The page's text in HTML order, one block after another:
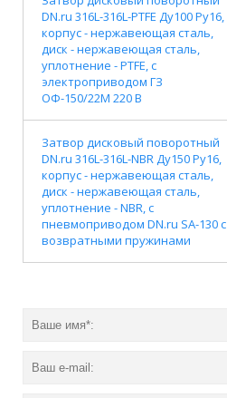
DN.ru 316L-316L-PTFE Ду100 Ру16,
корпус - нержавеющая сталь,
диск - нержавеющая сталь,
уплотнение - PTFE, с
электроприводом ГЗ
ОФ-150/22М 220 В
Затвор дисковый поворотный
DN.ru 316L-316L-NBR Ду150 Ру16,
корпус - нержавеющая сталь,
диск - нержавеющая сталь,
уплотнение - NBR, с
пневмоприводом DN.ru SA-130 с
возвратными пружинами